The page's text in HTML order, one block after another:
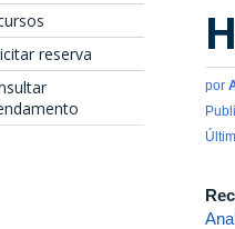
reserva
por